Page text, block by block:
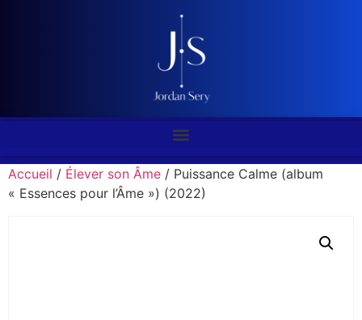
Accueil / Élever son Âme / Puissance Calme (album
« Essences pour l’Âme ») (2022)